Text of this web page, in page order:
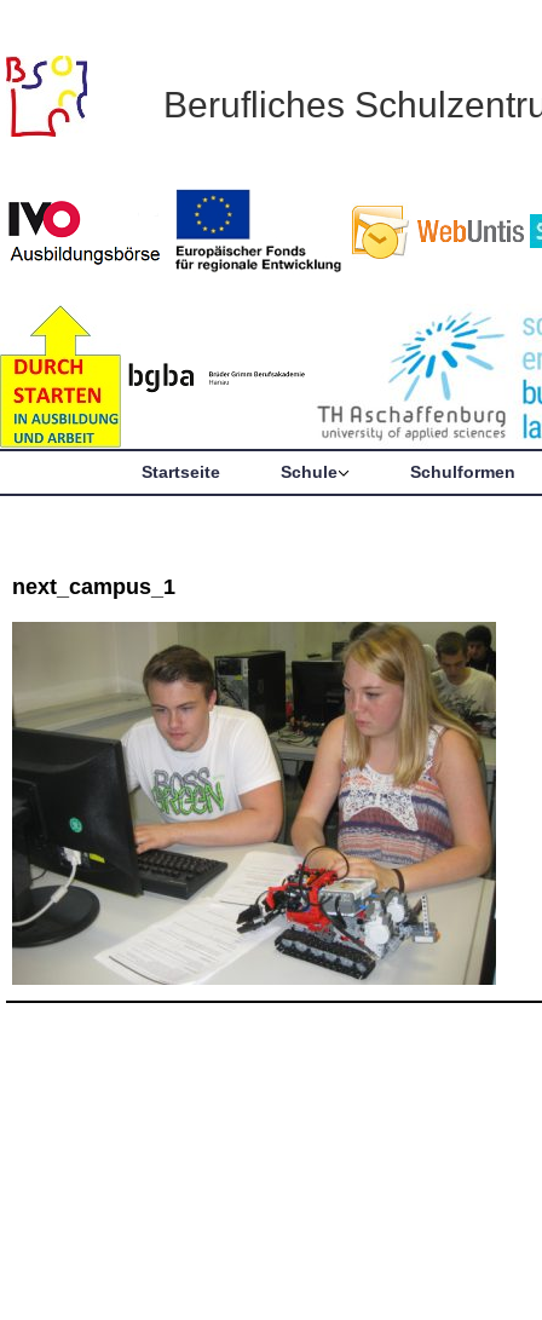
Berufliches
Startseite Schule Schulformen
next_campus_1